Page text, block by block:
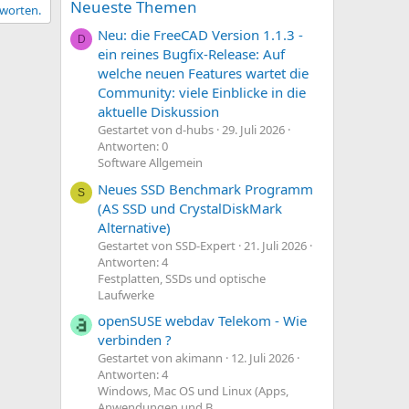
Neueste Themen
D
Neu: die FreeCAD Version 1.1.3 -
ein reines Bugfix-Release: Auf
welche neuen Features wartet die
Community: viele Einblicke in die
aktuelle Diskussion
Gestartet von d-hubs 29. Juli 2026
Antworten: 0
Software Allgemein
S
Neues SSD Benchmark Programm
(AS SSD und CrystalDiskMark
Alternative)
Gestartet von SSD-Expert 21. Juli 2026
Antworten: 4
Festplatten, SSDs und optische
Laufwerke
openSUSE webdav Telekom - Wie
verbinden ?
Gestartet von akimann
12. Juli 2026
Antworten: 4
Windows, Mac OS und Linux (Apps,